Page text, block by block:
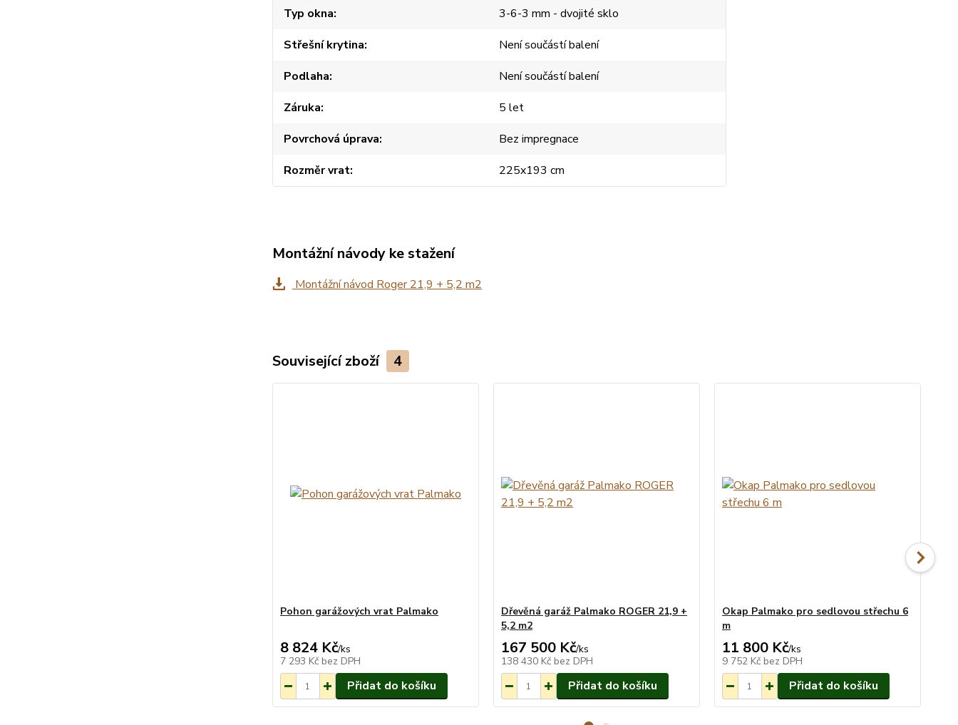
Typ okna
3-6-3 mm - dvojité sklo
Střešní krytina
Není součástí balení
Podlaha
Není součástí balení
Záruka
5 let
Povrchová úprava
Bez impregnace
Rozměr vrat
225x193 cm
Montážní návody ke stažení
Montážní návod Roger 21,9 + 5,2 m2
Související zboží 4
Pohon garážových vrat Palmako
8 824 Kč/ks
7 293 Kč bez DPH
Přidat do košíku
Dřevěná garáž Palmako ROGER 21,9 +
5,2 m2
167 500 Kč/ks
138 430 Kč bez DPH
Přidat do košíku
Okap Palmako pro sedlovou střechu 6
m
11 800 Kč/ks
9 752 Kč bez DPH
Přidat do košíku